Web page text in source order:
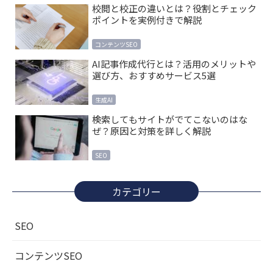
校閲と校正の違いとは？役割とチェック
ポイントを実例付きで解説
コンテンツSEO
AI記事作成代行とは？活用のメリットや
選び方、おすすめサービス5選
生成AI
検索してもサイトがでてこないのはな
ぜ？原因と対策を詳しく解説
SEO
カテゴリー
SEO
コンテンツSEO